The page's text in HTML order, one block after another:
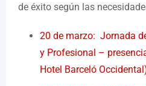
de éxito según las
20 de marzo: Jornada
y Profesional –
Hotel Barceló